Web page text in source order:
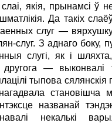
якія, прынамсі ў
Да такіх
слуг — вярхушку
слуг. З аднаго боку,
слугі, як і
— выконвалі
тыпова сялянскія
становішча
названай
некалькі